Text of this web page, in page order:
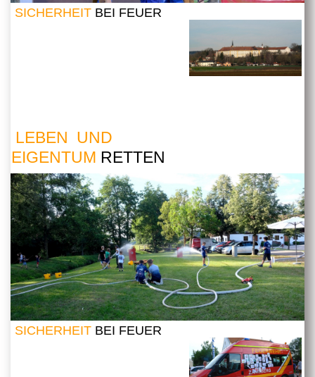
SICHERHEIT BEI FEUER
LEBEN UND
EIGENTUM RETTEN
SICHERHEIT BEI FEUER